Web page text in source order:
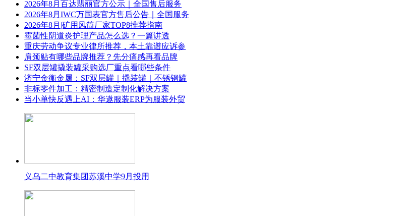
2026年8月百达翡丽官方公示｜全国售后服务
2026年8月IWC万国表官方售后公告｜全国服务
2026年8月|矿用风筒厂家TOP8推荐指南
霉菌性阴道炎护理产品怎么选？一篇讲透
重庆劳动争议专业律所推荐，本土靠谱应诉参
肩颈贴有哪些品牌推荐？先分痛感再看品牌
SF双层罐撬装罐采购选厂重点看哪些条件
济宁金衡金属：SF双层罐｜撬装罐｜不锈钢罐
非标零件加工：精密制造定制化解决方案
当小单快反遇上AI：华遨服装ERP为服装外贸
义乌二中教育集团苏溪中学9月投用